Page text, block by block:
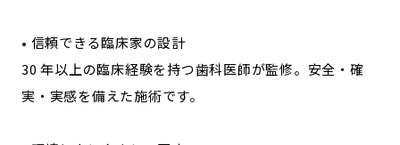
• 信頼できる臨床家の設計
30 年以上の臨床経験を持つ歯科医師が監修。安全・確
実・実感を備えた施術です。